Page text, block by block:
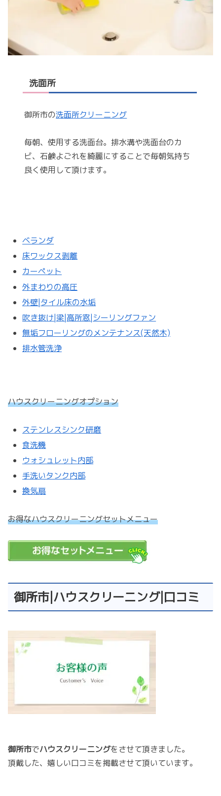
洗面所
御所市の洗面所クリーニング
毎朝、使用する洗面台。排水溝や洗面台のカ
ビ、石鹸よごれを綺麗にすることで毎朝気持ち
良く使用して頂けます。
ベランダ
床ワックス剥離
カーペット
外まわりの高圧
外壁|タイル床の水垢
吹き抜け|梁|高所窓|シーリングファン
無垢フローリングのメンテナンス(天然木)
排水管洗浄
ハウスクリーニングオプション
ステンレスシンク研磨
食洗機
ウォシュレット内部
手洗いタンク内部
換気扇
お得なハウスクリーニングセットメニュー
御所市|ハウスクリーニング|口コミ
御所市でハウスクリーニングをさせて頂きました。
頂戴した、嬉しい口コミを掲載させて頂いています。